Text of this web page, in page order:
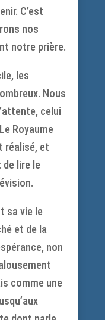
C’est
nos
notre prière.
les
Nous
celui
Royaume
réalisé, et
lire le
sa vie le
et de la
non
comme une